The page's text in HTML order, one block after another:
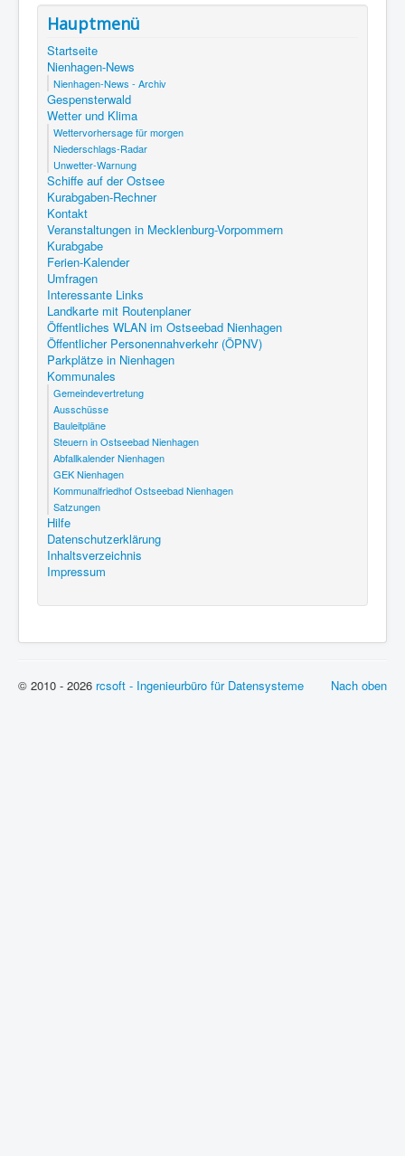
Hauptmenü
Startseite
Nienhagen-News
Nienhagen-News - Archiv
Gespensterwald
Wetter und Klima
Wettervorhersage für morgen
Niederschlags-Radar
Unwetter-Warnung
Schiffe auf der Ostsee
Kurabgaben-Rechner
Kontakt
Veranstaltungen in Mecklenburg-Vorpommern
Kurabgabe
Ferien-Kalender
Umfragen
Interessante Links
Landkarte mit Routenplaner
Öffentliches WLAN im Ostseebad Nienhagen
Öffentlicher Personennahverkehr (ÖPNV)
Parkplätze in Nienhagen
Kommunales
Gemeindevertretung
Ausschüsse
Bauleitpläne
Steuern in Ostseebad Nienhagen
Abfallkalender Nienhagen
GEK Nienhagen
Kommunalfriedhof Ostseebad Nienhagen
Satzungen
Hilfe
Datenschutzerklärung
Inhaltsverzeichnis
Impressum
Nach oben
© 2010 - 2026 rcsoft - Ingenieurbüro für Datensysteme